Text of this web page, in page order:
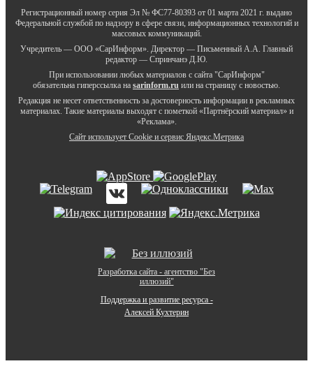
Регистрационный номер серия Эл № ФС77-80393 от 01 марта 2021 г. выдано
Федеральной службой по надзору в сфере связи, информационных технологий и
массовых коммуникаций.
Учредитель — ООО «СарИнформ». Директор — Письменный А.А. Главный
редактор — Спринчанэ Д.Ю.
При использовании любых материалов с сайта "СарИнформ"
обязательна гиперссылка на sarinform.ru или на страницу с новостью.
Редакция не несет ответственность за достоверность информации в рекламных
материалах. Такие материалы выходят с пометкой «Партнёрский материал» и
«Реклама».
Сайт использует Cookie и сервиc Яндекс.Метрика
Разработка сайта - агентство "Без
иллюзий"
Поддержка и развитие ресурса -
Алексей Кухтерин